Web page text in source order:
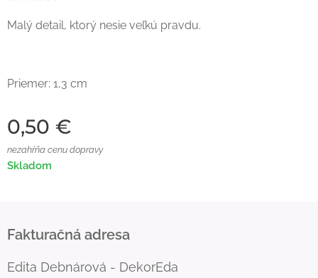
Malý detail, ktorý nesie veľkú pravdu.
Priemer: 1,3 cm
0,50 €
nezahŕňa cenu dopravy
Skladom
Fakturačná adresa
Edita Debnárová - DekorEda